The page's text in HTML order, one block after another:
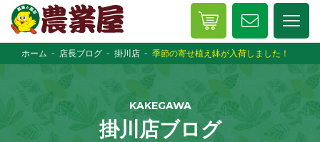
ホーム 店長ブログ 掛川店 季節の寄せ植え鉢が入荷しました！
KAKEGAWA
掛川店ブログ